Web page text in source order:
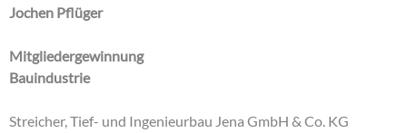
Jochen Pflüger
Mitgliedergewinnung
Bauindustrie
Streicher, Tief- und Ingenieurbau Jena GmbH & Co. KG